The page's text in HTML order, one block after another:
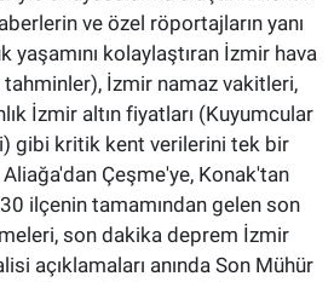
ve özel röportajların yanı
yaşamını kolaylaştıran İzmir hava
İzmir namaz vakitleri,
İzmir altın fiyatları (Kuyumcular
gibi kritik kent verilerini tek bir
Çeşme'ye, Konak'tan
ilçenin tamamından gelen son
son dakika deprem İzmir
açıklamaları anında Son Mühür